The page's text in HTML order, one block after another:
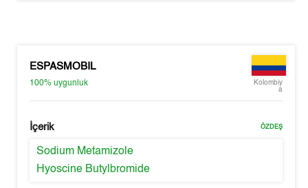
ESPASMOBIL
100%uygunluk
Kolombiy
a
İçerik ÖZDEŞ
Sodium Metamizole
Hyoscine Butylbromide